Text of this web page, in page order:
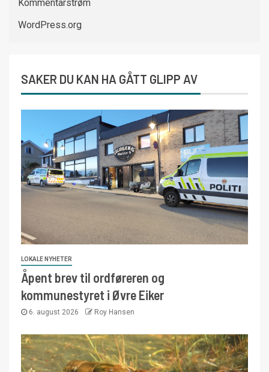
Kommentarstrøm
WordPress.org
SAKER DU KAN HA GÅTT GLIPP AV
LOKALE NYHETER
Åpent brev til ordføreren og
kommunestyret i Øvre Eiker
6. august 2026 Roy Hansen